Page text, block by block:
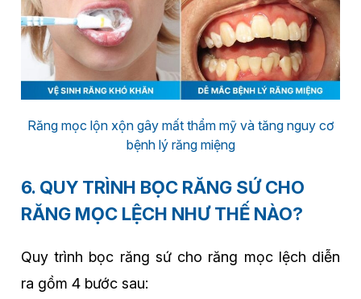
Răng mọc lộn xộn gây mất thẩm mỹ và tăng nguy cơ
bệnh lý răng miệng
6. QUY TRÌNH BỌC RĂNG SỨ CHO
RĂNG MỌC LỆCH NHƯ THẾ NÀO?
Quy trình bọc răng sứ cho răng mọc lệch diễn
ra gồm 4 bước sau: